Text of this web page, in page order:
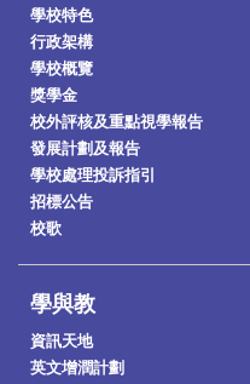
學校特色
行政架構
學校概覽
獎學金
校外評核及重點視學報告
發展計劃及報告
學校處理投訴指引
招標公告
校歌
學與教
資訊天地
英文增潤計劃